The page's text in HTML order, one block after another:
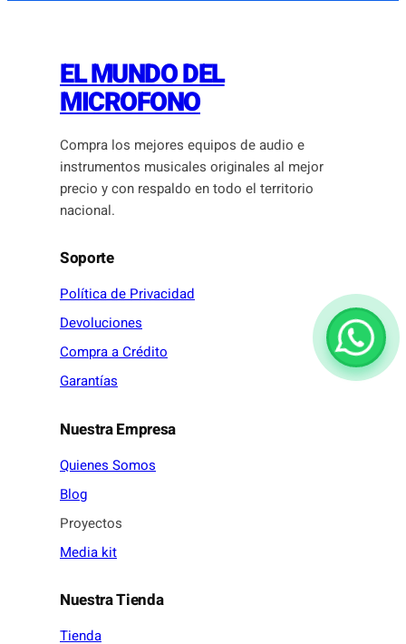
EL MUNDO DEL
MICROFONO
Compra los mejores equipos de audio e
instrumentos musicales originales al mejor
precio y con respaldo en todo el territorio
nacional.
Soporte
Política de Privacidad
Devoluciones
Compra a Crédito
Garantías
Nuestra Empresa
Quienes Somos
Blog
Proyectos
Media kit
Nuestra Tienda
Tienda